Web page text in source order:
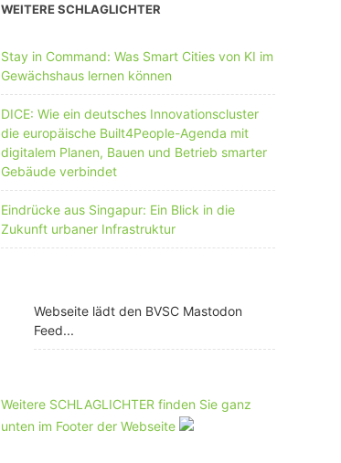
WEITERE SCHLAGLICHTER
Stay in Command: Was Smart Cities von KI im
Gewächshaus lernen können
DICE: Wie ein deutsches Innovationscluster
die europäische Built4People-Agenda mit
digitalem Planen, Bauen und Betrieb smarter
Gebäude verbindet
Eindrücke aus Singapur: Ein Blick in die
Zukunft urbaner Infrastruktur
Webseite lädt den BVSC Mastodon
Feed...
Weitere SCHLAGLICHTER finden Sie ganz
unten im Footer der Webseite